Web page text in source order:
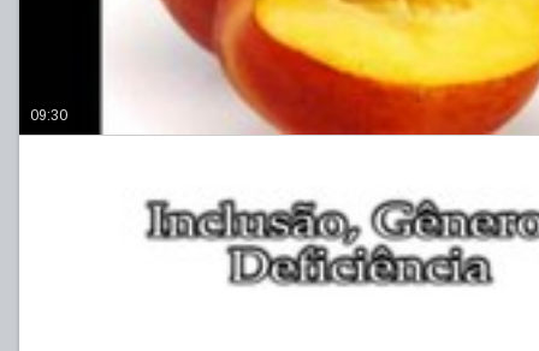
09:30